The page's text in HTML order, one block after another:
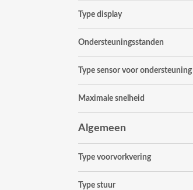
Type display
Ondersteuningsstanden
Type sensor voor ondersteuning
Maximale snelheid
Algemeen
Type voorvorkvering
Type stuur